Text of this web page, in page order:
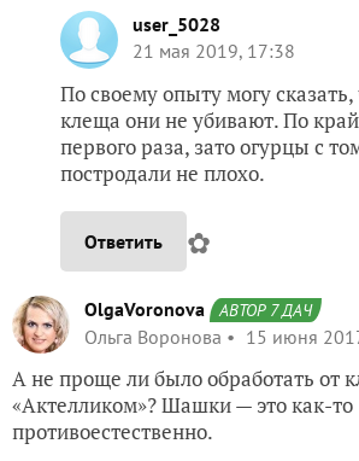
user_5028
21 мая 2019, 17:38
По своему опыту могу сказать,
клеща они не убивают. По
первого раза, зато огурцы с
постродали не плохо.
Ответить ✿
OlgaVoronova АВТОР 7 ДАЧ
Ольга Воронова 15 июня
А не проще ли было обработать от
«Актелликом»? Шашки — это как-то
противоестественно.